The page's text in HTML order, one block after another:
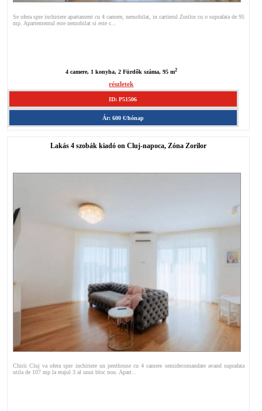
Se ofera spre inchiriere apartament cu 4 camere, nemobilat, in cartierul Zorilor cu o suprafata de 95
mp. Apartementul este nemobilat si este c...
4 camere, 1 konyha, 2 Fürdők száma, 95 m2
részletek
ID: P51506
Ár: 600 €/hónap
Lakás 4 szobák kiadó on Cluj-napoca, Zóna Zorilor
Chirii Cluj va ofera spre inchiriere un penthouse cu 4 camere semidecomandate avand suprafata
utila de 107 mp la etajul 3 al unui bloc nou. Apart...